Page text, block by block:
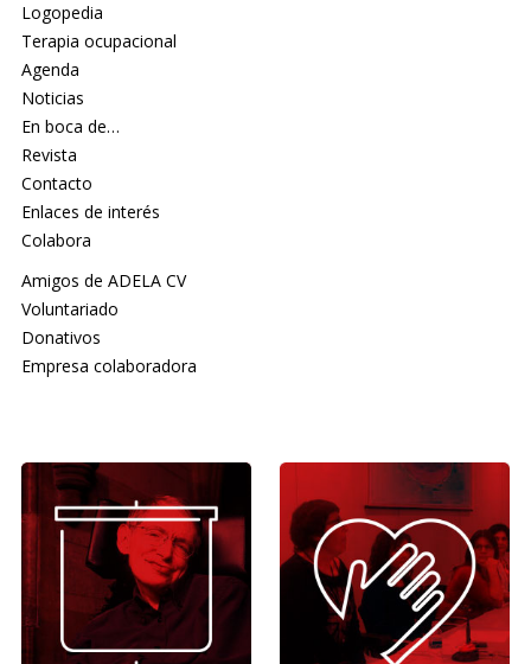
Logopedia
Terapia ocupacional
Agenda
Noticias
En boca de…
Revista
Contacto
Enlaces de interés
Colabora
Amigos de ADELA CV
Voluntariado
Donativos
Empresa colaboradora